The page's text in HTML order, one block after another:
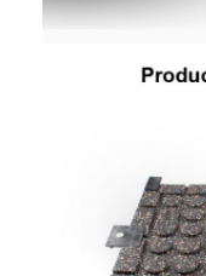
Trang chủ
Các sản phẩm